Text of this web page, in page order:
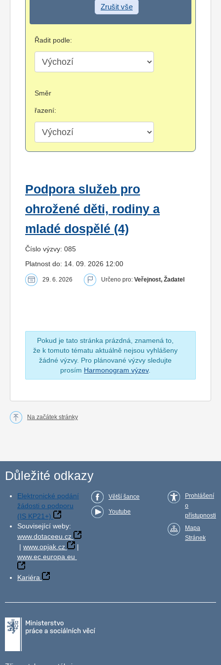
Zrušit vše
Řadit podle:
Směr
řazení:
Podpora služeb pro
ohrožené děti, rodiny a
mladé dospělé (4)
Číslo výzvy: 085
Platnost do: 14. 09. 2026 12:00
29. 6. 2026 Určeno pro: Veřejnost, Žadatel
Pokud je tato stránka prázdná, znamená to,
že k tomuto tématu aktuálně nejsou vyhlášeny
žádné výzvy. Pro plánované výzvy sledujte
prosím Harmonogram výzev.
Na začátek stránky
Důležité odkazy
Elektronické podání
žádosti o podporu
(IS KP21+)
Související weby:
www.dotaceeu.cz
| www.opjak.cz
|
www.ec.europa.eu
Kariéra
Větší šance
Youtube
Prohlášení
o
přístupnosti
Mapa
Stránek